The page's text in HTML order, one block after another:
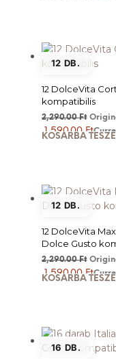
12 DB.
12 DolceVita
kompatibilis
2,290.00Ft
1,590.00Ft
KOSÁRBA
12 DB.
12 DolceVita
Dolce Gusto
2,290.00Ft
1,590.00Ft
KOSÁRBA
16 DB.